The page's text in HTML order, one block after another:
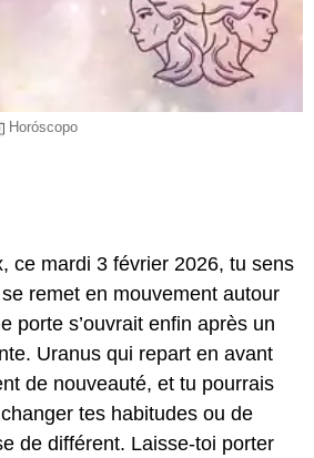
Horóscopo
ce mardi 3 février 2026, tu sens
remet en mouvement autour
porte s’ouvrait enfin après un
Uranus qui repart en avant
de nouveauté, et tu pourrais
tes habitudes ou de
de différent. Laisse-toi porter